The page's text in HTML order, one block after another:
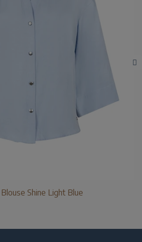
Shine Light Blue